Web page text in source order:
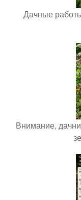
Дачные
Внимание,